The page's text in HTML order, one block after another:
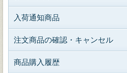
入荷通知商品
注文商品の確認・キャンセル
商品購入履歴